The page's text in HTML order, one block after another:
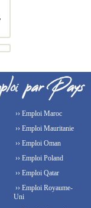
›› Emploi Maroc
›› Emploi Mauritanie
›› Emploi Oman
›› Emploi Poland
›› Emploi Qatar
›› Emploi Royaume-
Uni